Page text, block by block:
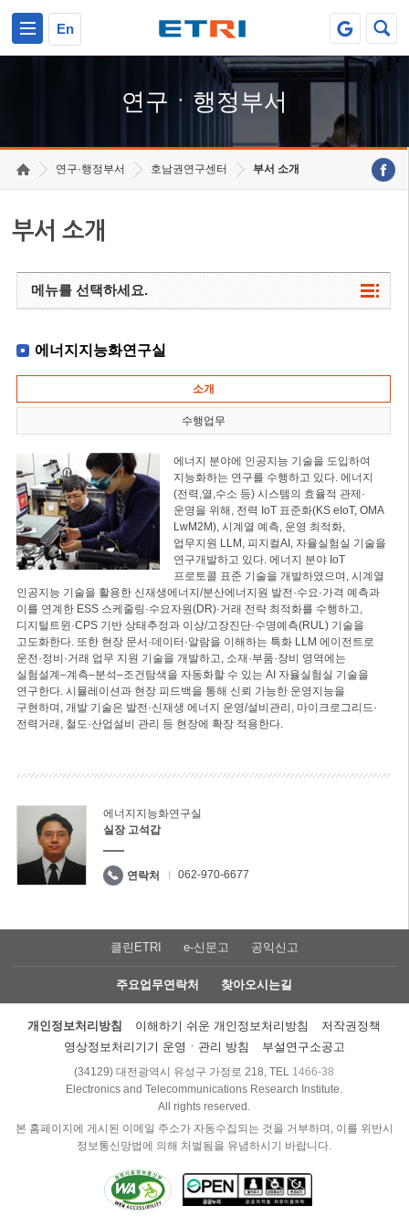
En
연구ㆍ행정부서
연구·행정부서 호남권연구센터 부서 소개
부서 소개
메뉴를 선택하세요.
에너지지능화연구실
소개
수행업무
에너지 분야에 인공지능 기술을 도입하여
지능화하는 연구를 수행하고 있다. 에너지
(전력,열,수소 등) 시스템의 효율적 관제·
운영을 위해, 전력 IoT 표준화(KS eIoT, OMA
LwM2M), 시계열 예측, 운영 최적화,
업무지원 LLM, 피지컬AI, 자율실험실 기술을
연구개발하고 있다. 에너지 분야 IoT
프로토콜 표준 기술을 개발하였으며, 시계열
인공지능 기술을 활용한 신재생에너지/분산에너지원 발전·수요·가격 예측과
이를 연계한 ESS 스케줄링·수요자원(DR)·거래 전략 최적화를 수행하고,
디지털트윈·CPS 기반 상태추정과 이상/고장진단·수명예측(RUL) 기술을
고도화한다. 또한 현장 문서·데이터·알람을 이해하는 특화 LLM 에이전트로
운전·정비·거래 업무 지원 기술을 개발하고, 소재·부품·장비 영역에는
실험설계–계측–분석–조건탐색을 자동화할 수 있는 AI 자율실험실 기술을
연구한다. 시뮬레이션과 현장 피드백을 통해 신뢰 가능한 운영지능을
구현하며, 개발 기술은 발전·신재생 에너지 운영/설비관리, 마이크로그리드·
전력거래, 철도·산업설비 관리 등 현장에 확장 적용한다.
에너지지능화연구실
실장 고석갑
연락처 062-970-6677
클린ETRI e-신문고 공익신고
주요업무연락처 찾아오시는길
개인정보처리방침 이해하기 쉬운 개인정보처리방침
저작권정책
영상정보처리기기 운영ㆍ관리 방침
부설연구소공고
(34129) 대전광역시 유성구 가정로 218, TEL 1466-38
Electronics and Telecommunications Research Institute.
All rights reserved.
본 홈페이지에 게시된 이메일 주소가 자동수집되는 것을 거부하며, 이를 위반시
정보통신망법에 의해 처벌됨을 유념하시기 바랍니다.